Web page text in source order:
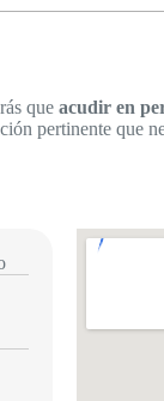
que acudir en
pertinente que